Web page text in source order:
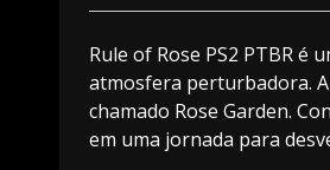
Rule of Rose PS2 PTBR é
atmosfera perturbadora.
chamado Rose Garden.
em uma jornada para